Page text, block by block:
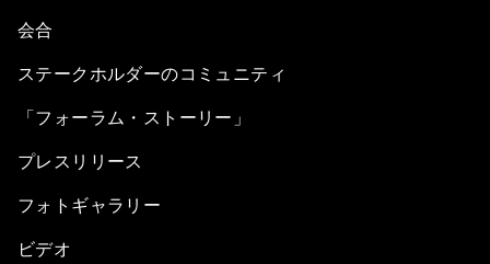
会合
ステークホルダーのコミュニティ
「フォーラム・ストーリー」
プレスリリース
フォトギャラリー
ビデオ